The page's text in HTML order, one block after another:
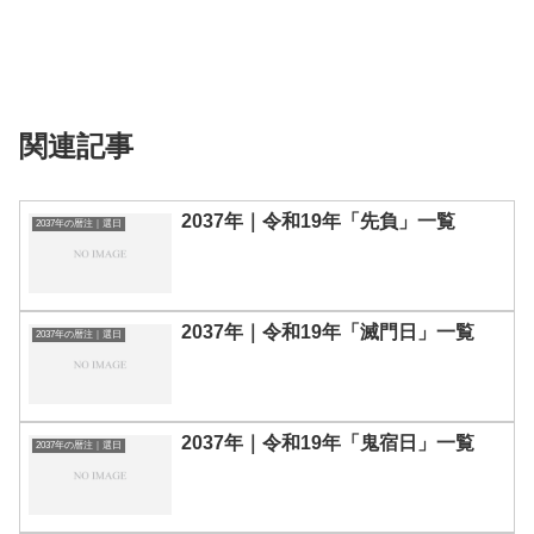
関連記事
2037年の暦注｜選日 2037年｜令和19年「先負」一覧
2037年の暦注｜選日 2037年｜令和19年「滅門日」一覧
2037年の暦注｜選日 2037年｜令和19年「鬼宿日」一覧